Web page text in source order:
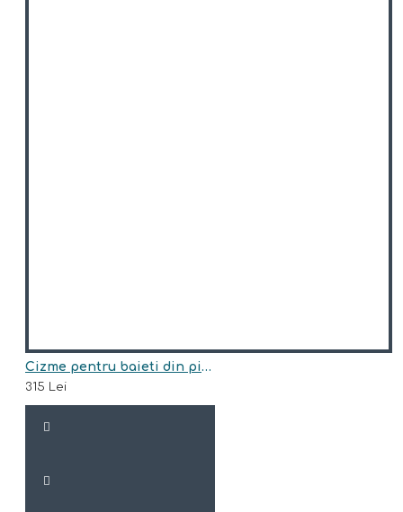
Cizme pentru baieti din piele naturala model JAMAL
315 Lei